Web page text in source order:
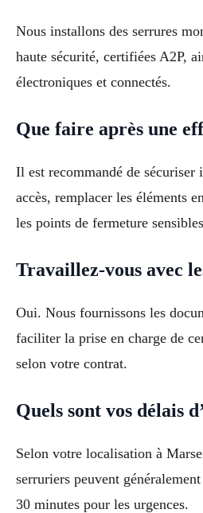
Nous installons des serrures
haute sécurité, certifiées A2P,
électroniques et connectés.
Que faire après une
Il est recommandé de sécuriser
accès, remplacer les éléments
les points de fermeture
Travaillez-vous avec
Oui. Nous fournissons les
faciliter la prise en charge de
selon votre contrat.
Quels sont vos délais
Selon votre localisation à
serruriers peuvent
30 minutes pour les urgences.